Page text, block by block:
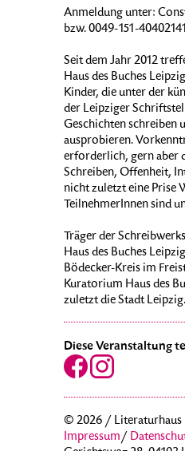
Anmeldung unter:
bzw. 0049-151-40402141
Seit dem Jahr 2012
Haus des Buches
Kinder, die unter der
der Leipziger
Geschichten schreiben
ausprobieren.
erforderlich, gern aber
Schreiben, Offenheit,
nicht zuletzt eine Prise
TeilnehmerInnen sind
Träger der
Haus des Buches
Bödecker-Kreis im
Kuratorium Haus des
zuletzt die Stadt Leipzig.
Diese Veranstaltung
© 2026 / Literaturhaus
Impressum/